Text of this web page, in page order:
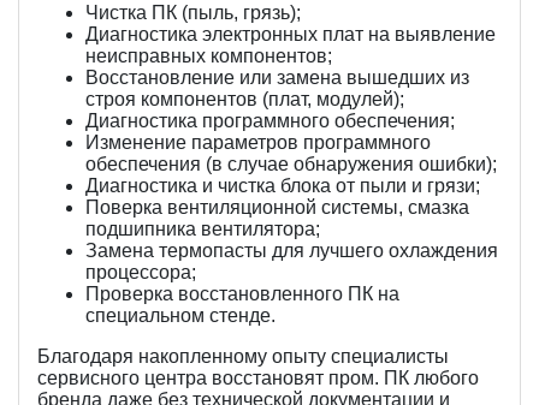
Чистка ПК (пыль, грязь);
Диагностика электронных плат на выявление
неисправных компонентов;
Восстановление или замена вышедших из
строя компонентов (плат, модулей);
Диагностика программного обеспечения;
Изменение параметров программного
обеспечения (в случае обнаружения ошибки);
Диагностика и чистка блока от пыли и грязи;
Поверка вентиляционной системы, смазка
подшипника вентилятора;
Замена термопасты для лучшего охлаждения
процессора;
Проверка восстановленного ПК на
специальном стенде.
Благодаря накопленному опыту специалисты
сервисного центра восстановят пром. ПК любого
бренда даже без технической документации и